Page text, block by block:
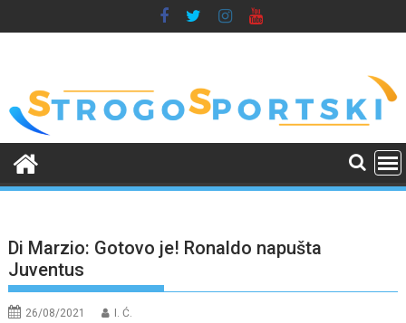
to
Di Marzio: Gotovo je! Ronaldo napušta
Juventus
26/08/2021 I. Ć.